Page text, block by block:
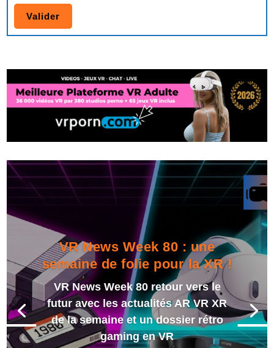
VR News Week 80 : une
semaine de folie pour la XR !
VR News Week 80 retour vers le
futur avec les actualités AR VR XR
de la semaine et un dossier rétro
gaming en VR